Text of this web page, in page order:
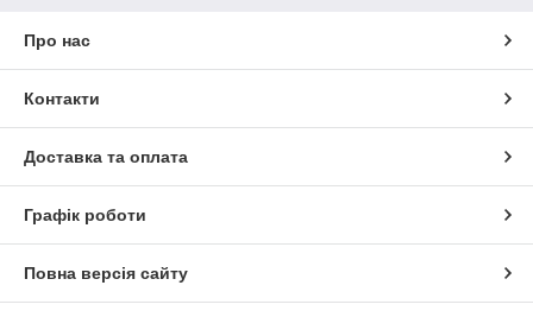
Про нас
Контакти
Доставка та оплата
Графік роботи
Повна версія сайту